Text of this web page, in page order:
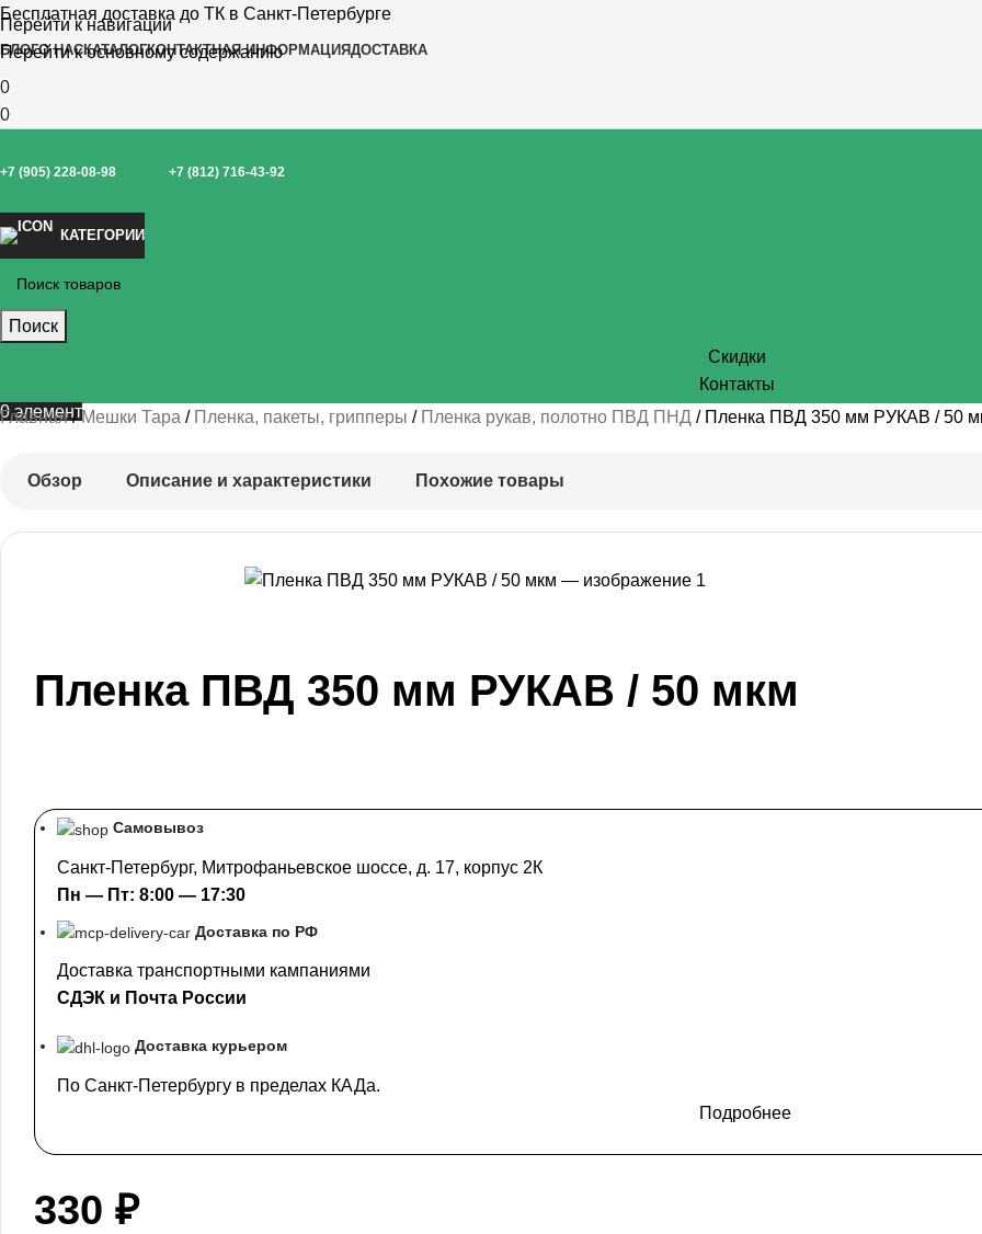
Перейти к навигации
Перейти к основному содержанию
Бесплатная доставка до ТК в Санкт-Петербурге
БЛОГО НАСКАТАЛОГКОНТАКТНАЯ ИНФОРМАЦИЯДОСТАВКА
0
0
+7 (905) 228-08-98 +7 (812) 716-43-92
КАТЕГОРИИ
Поиск
Скидки
Контакты
0элемент
Главная Мешки Тара Пленка, пакеты, грипперы Пленка рукав, полотно ПВД ПНД Пленка ПВД 350 мм РУКАВ / 50
Обзор Описание и характеристики Похожие товары
Пленка ПВД 350 мм РУКАВ / 50 мкм
Самовывоз
Санкт-Петербург, Митрофаньевское шоссе, д. 17, корпус 2К
Пн — Пт: 8:00 — 17:30
Доставка по РФ
Доставка транспортными кампаниями
СДЭК и Почта России
Доставка курьером
По Санкт-Петербургу в пределах КАДа.
Подробнее
330 ₽